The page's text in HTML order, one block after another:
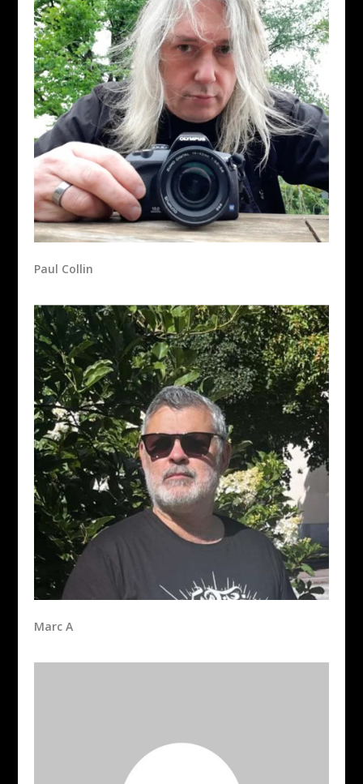
Paul Collin
Marc A